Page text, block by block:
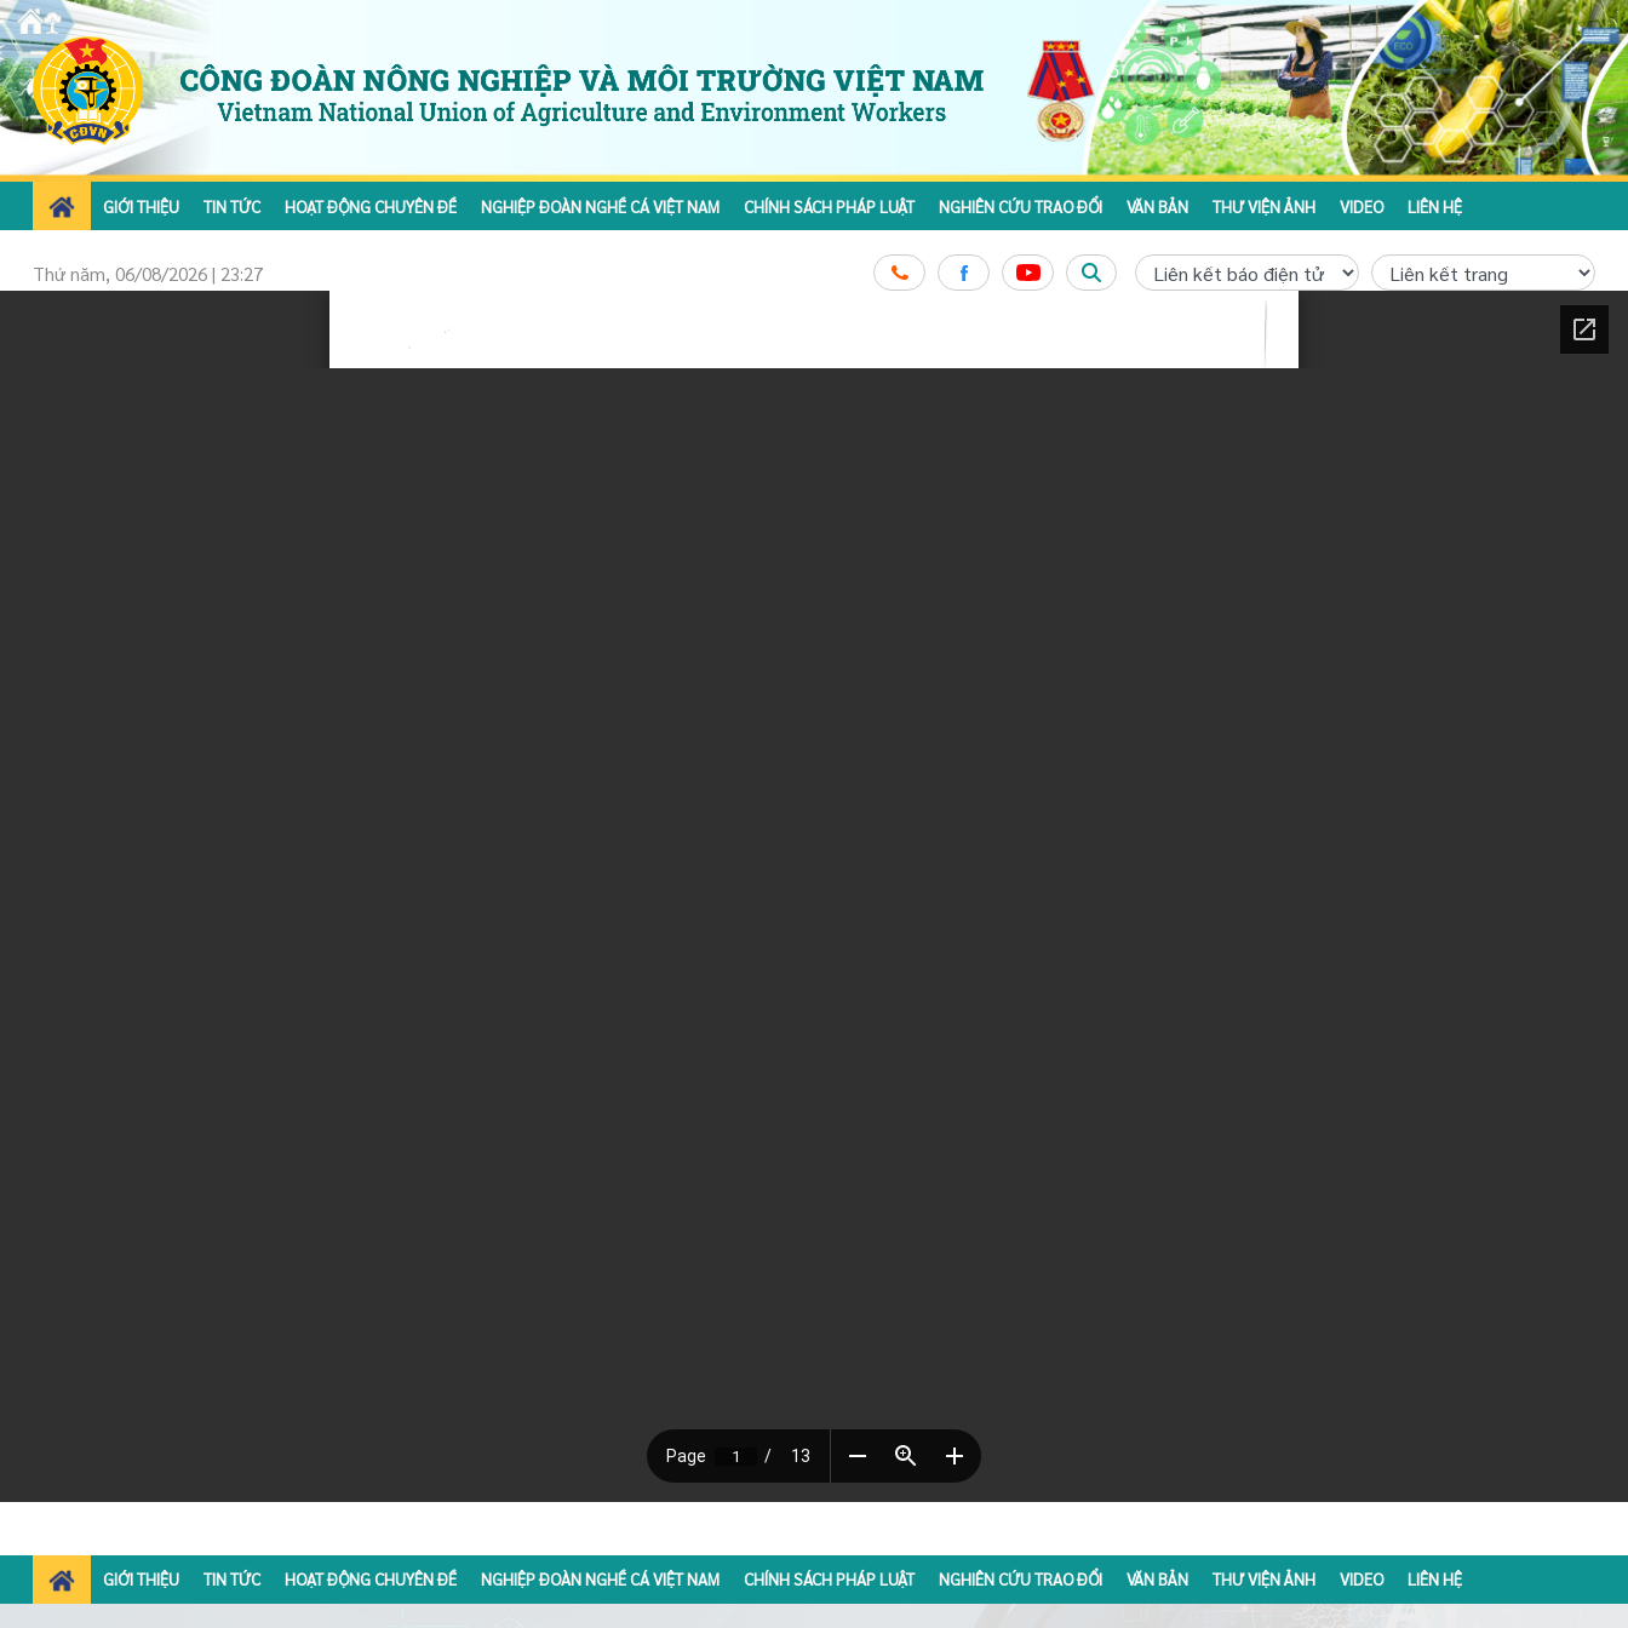
GIỚI THIỆU TIN TỨC HOẠT ĐỘNG CHUYÊN ĐỀ NGHIỆP ĐOÀN NGHỀ CÁ VIỆT NAM CHÍNH SÁCH PHÁP LUẬT NGHIÊN CỨU TRAO ĐỔI VĂN BẢN THƯ VIỆN ẢNH VIDEO LIÊN HỆ
Thứ năm, 06/08/2026 | 23:27
GIỚI THIỆU TIN TỨC HOẠT ĐỘNG CHUYÊN ĐỀ NGHIỆP ĐOÀN NGHỀ CÁ VIỆT NAM CHÍNH SÁCH PHÁP LUẬT NGHIÊN CỨU TRAO ĐỔI VĂN BẢN THƯ VIỆN ẢNH VIDEO LIÊN HỆ